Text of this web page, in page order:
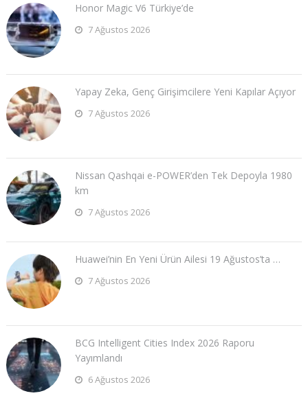
Honor Magic V6 Türkiye’de
7 Ağustos 2026
Yapay Zeka, Genç Girişimcilere Yeni Kapılar Açıyor
7 Ağustos 2026
Nissan Qashqai e-POWER’den Tek Depoyla 1980
km
7 Ağustos 2026
Huawei’nin En Yeni Ürün Ailesi 19 Ağustos’ta …
7 Ağustos 2026
BCG Intelligent Cities Index 2026 Raporu
Yayımlandı
6 Ağustos 2026